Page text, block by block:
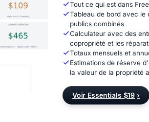
Tout ce qui est dans Free
Tableau de bord avec le
publics combinés
Calculateur avec des
copropriété et les
Totaux mensuels et
Estimations de réserve
la valeur de la propriété
Voir Essentials $19 ›